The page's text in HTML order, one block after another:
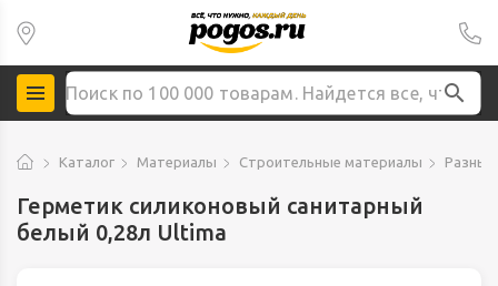
Каталог Материалы Строительные материалы
Герметик силиконовый санитарный
белый 0,28л Ultima